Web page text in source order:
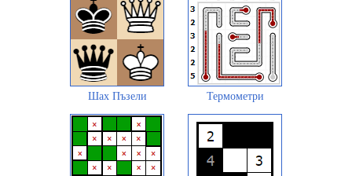
Шах Пъзели Термометри